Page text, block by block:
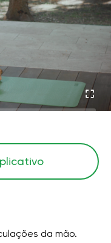
da mão.